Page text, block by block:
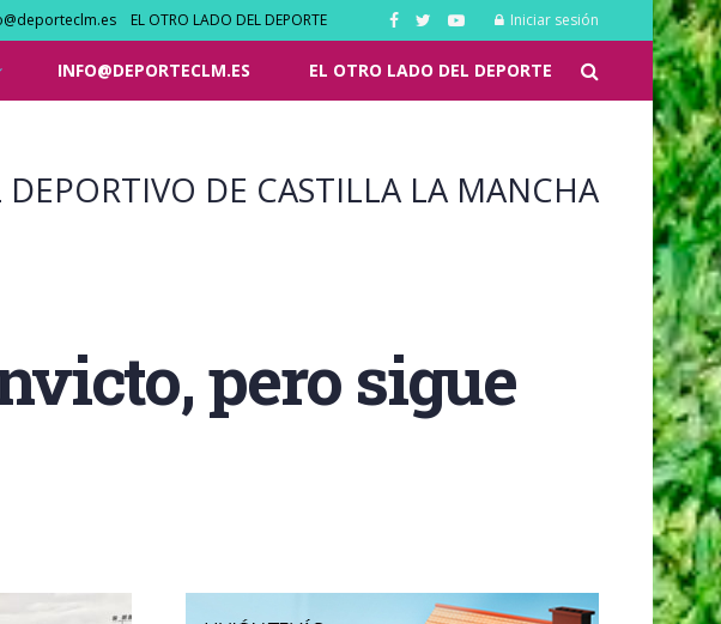
EL OTRO LADO DEL DEPORTE Iniciar sesión
INFO@DEPORTECLM.ES EL OTRO LADO DEL DEPORTE
DE CASTILLA LA MANCHA
pero sigue